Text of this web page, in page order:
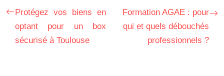
Protégez vos biens en
optant pour un box
sécurisé à Toulouse
Formation AGAE : pour
qui et quels débouchés
professionnels ?